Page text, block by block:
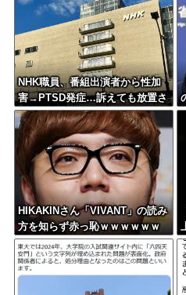
NHK職員、番組出演者から性加
害→PTSD発症…訴えても放置さ
れていた模様
HIKAKINさん「VIVANT」の読み
方を知らず赤っ恥ｗｗｗｗｗｗ
ｗ